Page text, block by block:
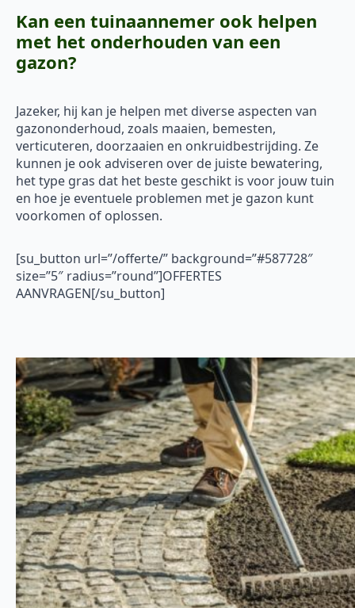
Kan een tuinaannemer ook helpen
met het onderhouden van een
gazon?
Jazeker, hij kan je helpen met diverse aspecten van
gazononderhoud, zoals maaien, bemesten,
verticuteren, doorzaaien en onkruidbestrijding. Ze
kunnen je ook adviseren over de juiste bewatering,
het type gras dat het beste geschikt is voor jouw tuin
en hoe je eventuele problemen met je gazon kunt
voorkomen of oplossen.
[su_button url=”/offerte/” background=”#587728″
size=”5″ radius=”round”]OFFERTES
AANVRAGEN[/su_button]